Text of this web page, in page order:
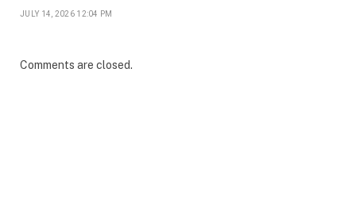
JULY 14, 2026 12:04 PM
Comments are closed.